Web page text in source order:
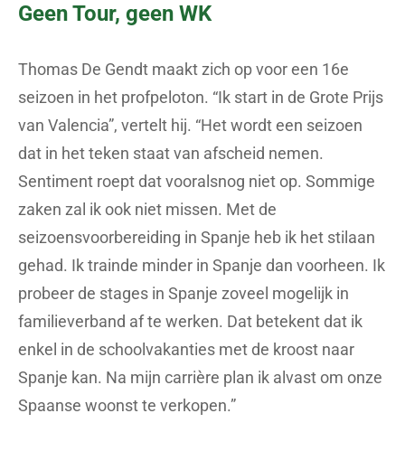
Geen Tour, geen WK
Thomas De Gendt maakt zich op voor een 16e
seizoen in het profpeloton. “Ik start in de Grote Prijs
van Valencia”, vertelt hij. “Het wordt een seizoen
dat in het teken staat van afscheid nemen.
Sentiment roept dat vooralsnog niet op. Sommige
zaken zal ik ook niet missen. Met de
seizoensvoorbereiding in Spanje heb ik het stilaan
gehad. Ik trainde minder in Spanje dan voorheen. Ik
probeer de stages in Spanje zoveel mogelijk in
familieverband af te werken. Dat betekent dat ik
enkel in de schoolvakanties met de kroost naar
Spanje kan. Na mijn carrière plan ik alvast om onze
Spaanse woonst te verkopen.”